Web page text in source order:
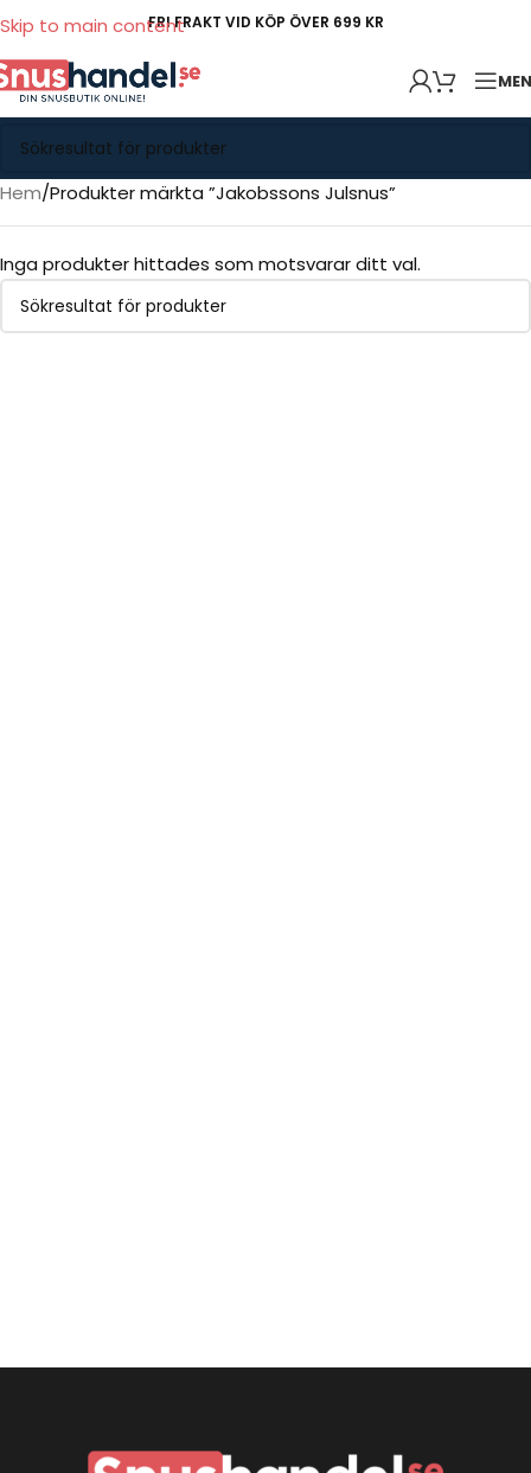
Skip to main contentFRI FRAKT VID KÖP ÖVER 699 KR
Hem Produkter märkta ”Jakobssons Julsnus”
Inga produkter hittades som motsvarar ditt val.